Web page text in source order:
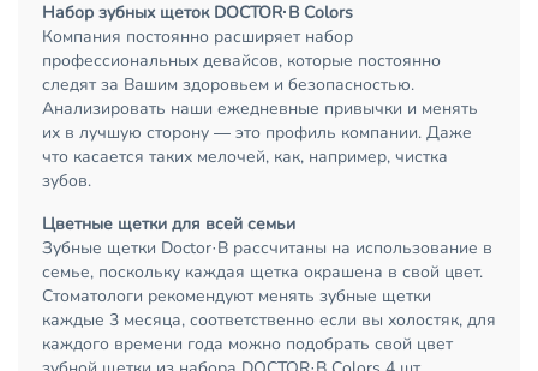
Набор зубных щеток DOCTOR·B Colors
Компания постоянно расширяет набор
профессиональных девайсов, которые постоянно
следят за Вашим здоровьем и безопасностью.
Анализировать наши ежедневные привычки и менять
их в лучшую сторону — это профиль компании. Даже
что касается таких мелочей, как, например, чистка
зубов.
Цветные щетки для всей семьи
Зубные щетки Doctor·B рассчитаны на использование в
семье, поскольку каждая щетка окрашена в свой цвет.
Стоматологи рекомендуют менять зубные щетки
каждые 3 месяца, соответственно если вы холостяк, для
каждого времени года можно подобрать свой цвет